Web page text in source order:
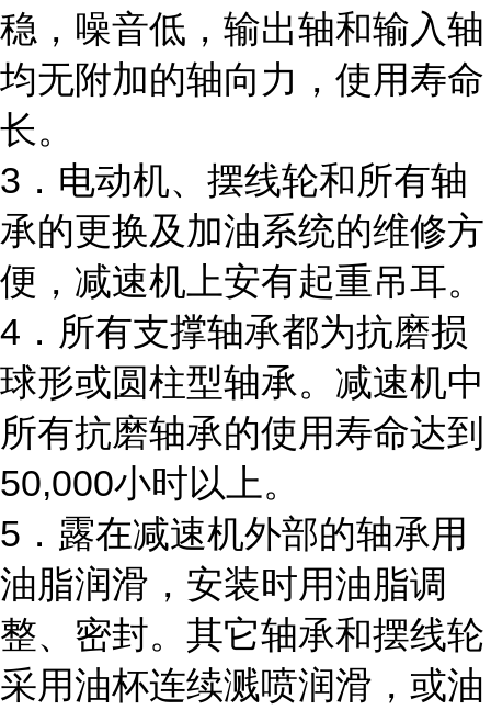
稳，噪音低，输出轴和输入轴
均无附加的轴向力，使用寿命
长。
3．电动机、摆线轮和所有轴
承的更换及加油系统的维修方
便，减速机上安有起重吊耳。
4．所有支撑轴承都为抗磨损
球形或圆柱型轴承。减速机中
所有抗磨轴承的使用寿命达到
50,000小时以上。
5．露在减速机外部的轴承用
油脂润滑，安装时用油脂调
整、密封。其它轴承和摆线轮
采用油杯连续溅喷润滑，或油